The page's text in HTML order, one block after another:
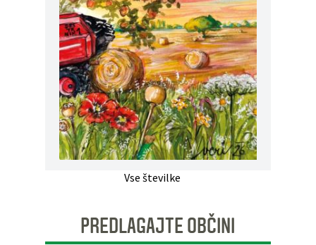
Vse številke
PREDLAGAJTE OBČINI